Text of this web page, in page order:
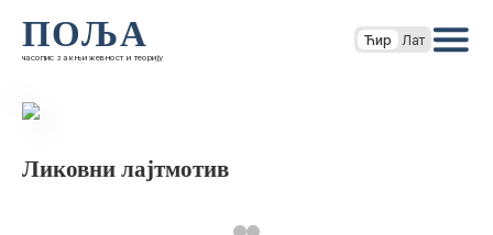
ПОЉА
часопис за књижевност и теорију
Ћир Лат
Ликовни лајтмотив